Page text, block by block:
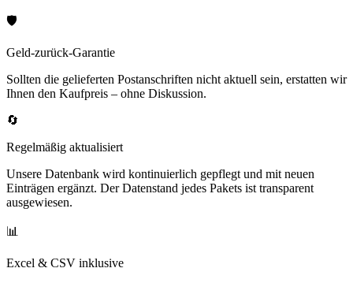
🛡️
Geld-zurück-Garantie
Sollten die gelieferten Postanschriften nicht aktuell sein, erstatten wir
Ihnen den Kaufpreis – ohne Diskussion.
🔄
Regelmäßig aktualisiert
Unsere Datenbank wird kontinuierlich gepflegt und mit neuen
Einträgen ergänzt. Der Datenstand jedes Pakets ist transparent
ausgewiesen.
📊
Excel & CSV inklusive